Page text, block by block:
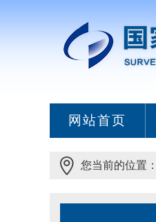
网站首页
您当前的位置：